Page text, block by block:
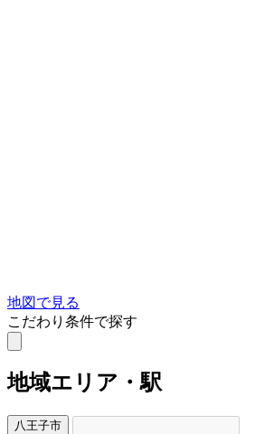
地図で見る
こだわり条件で探す
地域エリア・駅
八王子市